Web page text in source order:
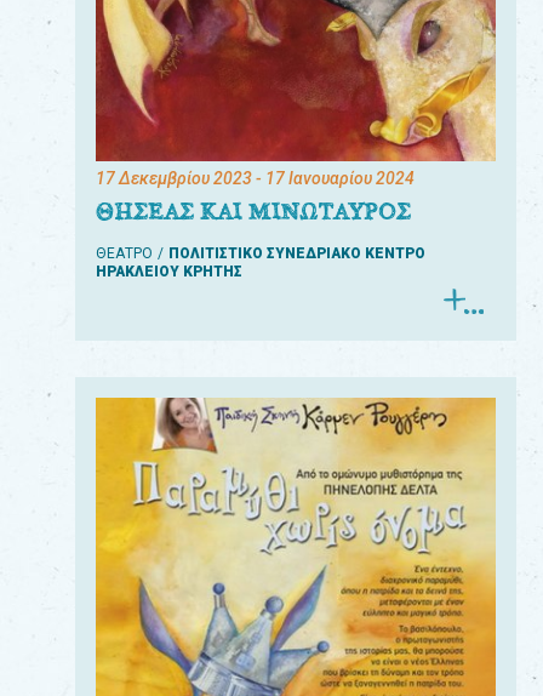
17 Δεκεμβρίου 2023- 17 Ιανουαρίου 2024
ΘΗΣΕΑΣ ΚΑΙ ΜΙΝΩΤΑΥΡΟΣ
ΘΕΑΤΡΟ
ΠΟΛΙΤΙΣΤΙΚΟ ΣΥΝΕΔΡΙΑΚΟ ΚΕΝΤΡΟ
ΗΡΑΚΛΕΙΟΥ ΚΡΗΤΗΣ